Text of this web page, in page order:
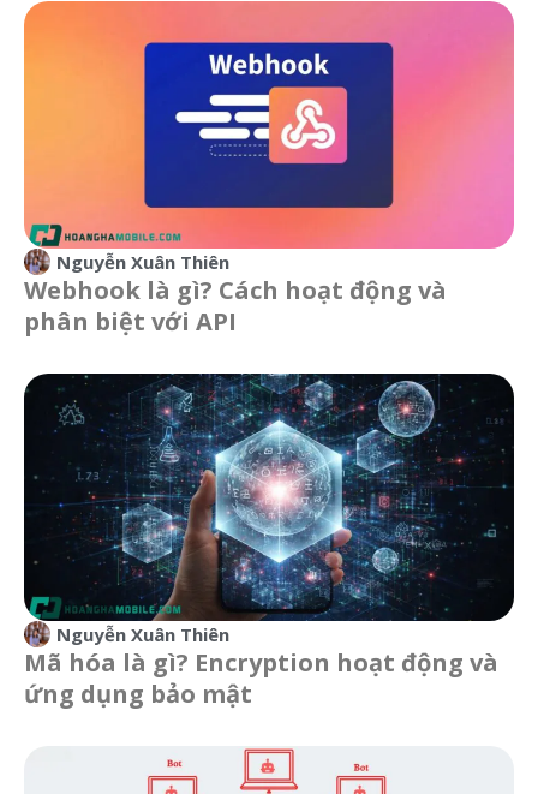
Nguyễn Xuân Thiên
Webhook là gì? Cách hoạt động và
phân biệt với API
Nguyễn Xuân Thiên
Mã hóa là gì? Encryption hoạt động và
ứng dụng bảo mật